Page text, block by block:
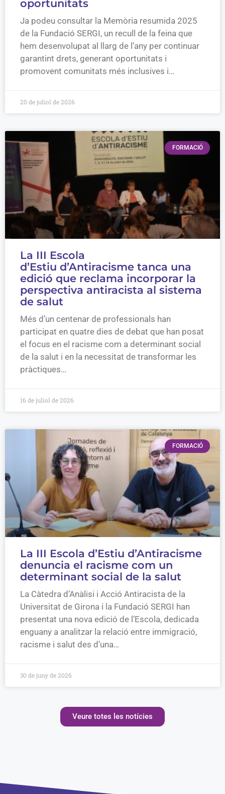
oportunitats
Ja podeu consultar la Memòria resumida 2025
de la Fundació SERGI, un recull de la feina que
hem desenvolupat al llarg de l’any per continuar
garantint drets, generant oportunitats i
promovent comunitats més inclusives i…
20 de juliol de 2026
FORMACIÓ
La III Escola
d’Estiu d’Antiracisme tanca una
edició que reclama incorporar la
perspectiva antiracista al sistema
de salut
Més d’un centenar de professionals han
participat en quatre dies de debat que han posat
el focus en el racisme com a determinant social
de la salut i en la necessitat de transformar les
pràctiques…
16 de juliol de 2026
FORMACIÓ
La III Escola d’Estiu d’Antiracisme
denuncia el racisme com un
determinant social de la salut
La Càtedra d’Anàlisi i Acció Antiracista de la
Universitat de Girona i la Fundació SERGI han
presentat una nova edició de l’Escola, dedicada
enguany a analitzar la relació entre immigració,
racisme i salut des d’una…
30 de juny de 2026
Veure totes les notícies